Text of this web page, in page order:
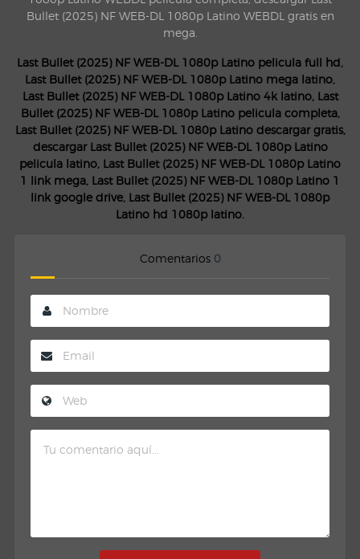
Bullet (2025) NF WEB-DL 1080p Latino WEBDL gratis en
mega.
Last Bullet (2025) NF WEB-DL 1080p Latino pelicula full hd,
Last Bullet (2025) NF WEB-DL 1080p Latino mega latino,
Last Bullet (2025) NF WEB-DL 1080p Latino 4k latino, Last
Bullet (2025) NF WEB-DL 1080p Latino pelicula completa,
Last Bullet (2025) NF WEB-DL 1080p Latino descargar gratis,
descargar Last Bullet (2025) NF WEB-DL 1080p Latino
pelicula latino, Last Bullet (2025) NF WEB-DL 1080p Latino
1 link mega, Last Bullet (2025) NF WEB-DL 1080p Latino 1
link google drive, Last Bullet (2025) NF WEB-DL 1080p
Latino hd 1080p latino.
Comentarios 0